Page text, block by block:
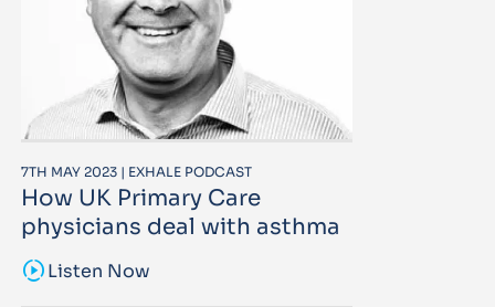
7TH MAY 2023 | EXHALE PODCAST
How UK Primary Care
physicians deal with asthma
sound_samplerListen Now